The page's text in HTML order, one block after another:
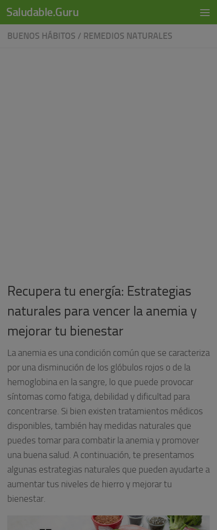
Skip to content
Saludable.Guru
BUENOS HÁBITOS / REMEDIOS NATURALES
Recupera tu energía: Estrategias
naturales para vencer la anemia y
mejorar tu bienestar
La anemia es una condición común que se caracteriza
por una disminución de los glóbulos rojos o de la
hemoglobina en la sangre, lo que puede provocar
síntomas como fatiga, debilidad y dificultad para
concentrarse. Si bien existen tratamientos médicos
disponibles, también hay medidas naturales que
puedes tomar para combatir la anemia y promover
una buena salud. A continuación, te presentamos
algunas estrategias naturales que pueden ayudarte a
aumentar tus niveles de hierro y mejorar tu
bienestar.